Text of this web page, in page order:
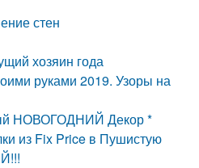
стен
хозяин года
руками 2019. Узоры на
НОВОГОДНИЙ Декор *
из Fix Price в Пушистую